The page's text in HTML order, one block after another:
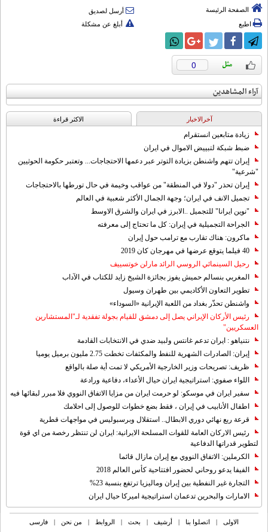
الصفحة الرئيسة
أرسل لصديق
اطبع
أبلغ عن مشكلة
0
آراء المشاهدين
آخرالاخبار الاکثر قراءة
زيادة متابعين انستقرام
ضبط شبكة لتبييض الاموال في ايران
إيران تتهم واشنطن بزيادة التوتر عبر دعمها الاحتجاجات... وتعتبر حكومة الحوثيين
"شرعية"
إيران تحذر "دولا في المنطقة" من عواقب وخيمة في حال تورطها بالاحتجاجات
تجميل الانف في ايران؛ وجهة الجمال الأكثر شعبية في العالم
"نوين ايرانا" للتجميل ..الابرز في ايران والشرق الاوسط
الجراحة التجميلية في إيران: كل ما تحتاج إلى معرفته
ماكرون: هناك تقارب مع ترامب حول إيران
40 فيلما يتوقع عرضها في مهرجان كان 2019
رحيل السينمائي الروسي الرائد مارلن خوتسييف
المغربي بنسالم حميش يفوز بجائزة الشيخ زايد للكتاب في الآداب
تطوير التعاون الأكاديمي بين طهران وسيول
واشنطن تحذّر بغداد من اللعبة الإيرانية «السوداء»
رئيس الأركان الإيراني يصل إلى دمشق للقيام بجولة تفقدية لـ"المستشارين
العسكريين"
نتنياهو : ايران تدعم غانتس ولبيد ضدي في الانتخابات القادمة
إيران: الصادرات الشهریة للنفط والمكثفات تخطت 2.75 مليون برميل يوميا
ظريف: تصريحات وزير الخارجية الأمريكي لا تمت أية صلة بالواقع
اللواء صفوي: استراتيجية ايران حيال الأعداء، دفاعية ورادعة
سفير ايران في موسكو: لو حرمت ايران من مزايا الاتفاق النووي فلا مبرر لبقائها فيه
اطفال الأنابيب في إيران ، فقط بضع خطوات للوصول إلى احلامك
قرعة ربع نهائي دوري الابطال.. استقلال وبرسبوليس في مواجهات قطرية
رئيس الاركان العامة للقوات المسلحة الايرانية: ايران لن تنتظر رخصة من اي قوة
لتطوير قدراتها الدفاعية
الكرملين: الاتفاق النووي مع إيران مازال قائما
الفيفا يدعو روحاني لحضور افتتاحية كأس العالم 2018
التجارة غیر النفطیة بین إیران ومالیزیا ترتفع بنسبة 23%
الامارات والبحرين تدعمان استراتيجية اميركا حيال ايران
الاولی | اتصلوا بنا | أرشیف | بحث | الروابط | من نحن | فارسی